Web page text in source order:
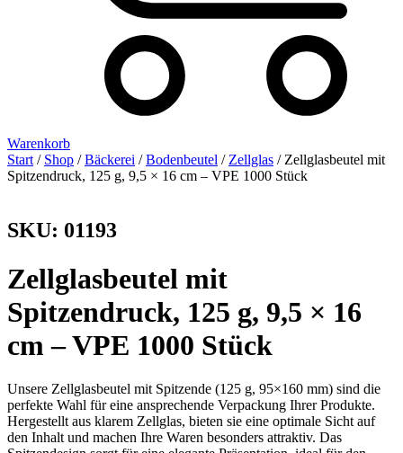
Warenkorb
Start / Shop /Bäckerei /Bodenbeutel / Zellglas / Zellglasbeutel mit
Spitzendruck, 125 g, 9,5 × 16 cm – VPE 1000 Stück
SKU: 01193
Zellglasbeutel mit
Spitzendruck, 125 g, 9,5 × 16
cm – VPE 1000 Stück
Unsere Zellglasbeutel mit Spitzende (125 g, 95×160 mm) sind die
perfekte Wahl für eine ansprechende Verpackung Ihrer Produkte.
Hergestellt aus klarem Zellglas, bieten sie eine optimale Sicht auf
den Inhalt und machen Ihre Waren besonders attraktiv. Das